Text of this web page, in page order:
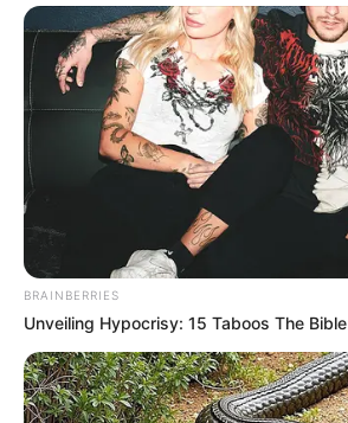
BRAINBERRIES
Unveiling Hypocrisy: 15 Taboos The